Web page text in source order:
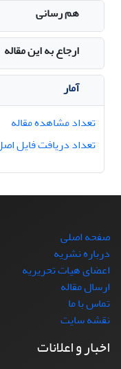
هم رسانی
ارجاع به این مقاله
آمار
تعداد مشاهده مقاله
تعداد دریافت فایل
صفحه اصلی
درباره نشریه
اعضای هیات تحریریه
ارسال مقاله
تماس با ما
نقشه سایت
اخبار و اعلانات